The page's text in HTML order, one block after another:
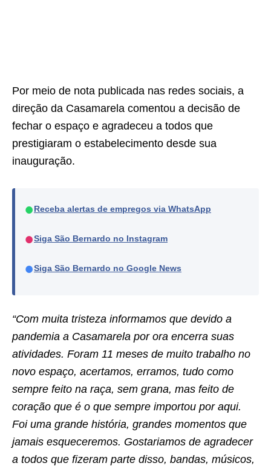
Por meio de nota publicada nas redes sociais, a
direção da Casamarela comentou a decisão de
fechar o espaço e agradeceu a todos que
prestigiaram o estabelecimento desde sua
inauguração.
● Receba alertas de empregos via WhatsApp
●Siga São Bernardo no Instagram
●Siga São Bernardo no Google News
“Com muita tristeza informamos que devido a
pandemia a Casamarela por ora encerra suas
atividades. Foram 11 meses de muito trabalho no
novo espaço, acertamos, erramos, tudo como
sempre feito na raça, sem grana, mas feito de
coração que é o que sempre importou por aqui.
Foi uma grande história, grandes momentos que
jamais esqueceremos. Gostariamos de agradecer
a todos que fizeram parte disso, bandas, músicos,